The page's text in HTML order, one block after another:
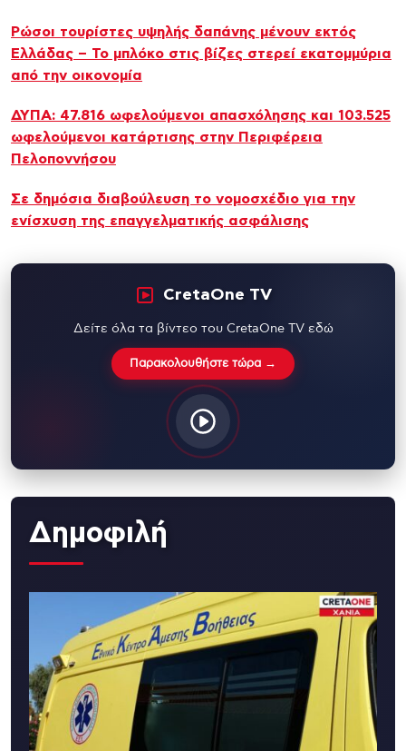
Ρώσοι τουρίστες υψηλής δαπάνης μένουν εκτός
Ελλάδας – Το μπλόκο στις βίζες στερεί εκατομμύρια
από την οικονομία
ΔΥΠΑ: 47.816 ωφελούμενοι απασχόλησης και 103.525
ωφελούμενοι κατάρτισης στην Περιφέρεια
Πελοποννήσου
Σε δημόσια διαβούλευση το νομοσχέδιο για την
ενίσχυση της επαγγελματικής ασφάλισης
CretaOne TV
Δείτε όλα τα βίντεο του CretaOne TV εδώ
Παρακολουθήστε τώρα →
Δημοφιλή